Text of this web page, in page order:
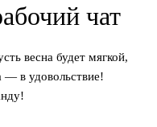
чат
весна будет мягкой,
в удовольствие!